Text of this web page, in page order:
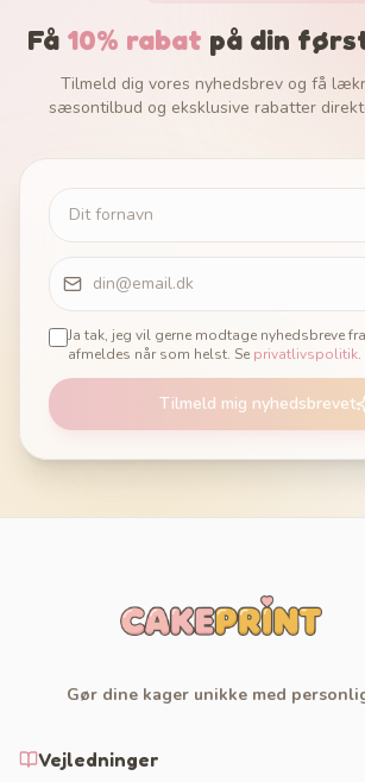
Få 10% rabat på din
Tilmeld dig vores nyhedsbrev og få
sæsontilbud og eksklusive rabatter
Ja tak, jeg vil gerne modtage nyhedsbreve
afmeldes når som helst. Se privatlivspolitik.
Tilmeld mig nyhedsbrevet
Gør dine kager unikke med
Vejledninger